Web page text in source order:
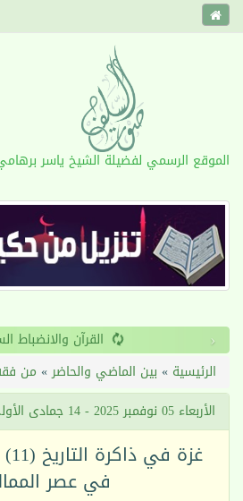
الموقع الرسمي لفضيلة الشيخ ياسر
القرآن والانضباط ‹
الرئيسية » بين الماضي والحاضر» من
الأربعاء 05 نوفمبر 2025 - 14 جمادى الأولى 1447هـ
غزة
في عصر